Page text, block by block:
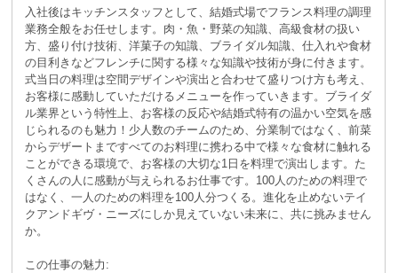
入社後はキッチンスタッフとして、結婚式場でフランス料理の調理
業務全般をお任せします。肉・魚・野菜の知識、高級食材の扱い
方、盛り付け技術、洋菓子の知識、ブライダル知識、仕入れや食材
の目利きなどフレンチに関する様々な知識や技術が身に付きます。
式当日の料理は空間デザインや演出と合わせて盛りつけ方も考え、
お客様に感動していただけるメニューを作っていきます。ブライダ
ル業界という特性上、お客様の反応や結婚式特有の温かい空気を感
じられるのも魅力！少人数のチームのため、分業制ではなく、前菜
からデザートまですべてのお料理に携わる中で様々な食材に触れる
ことができる環境で、お客様の大切な1日を料理で演出します。た
くさんの人に感動が与えられるお仕事です。100人のための料理で
はなく、一人のための料理を100人分つくる。進化を止めないテイ
クアンドギヴ・ニーズにしか見えていない未来に、共に挑みません
か。
この仕事の魅力: